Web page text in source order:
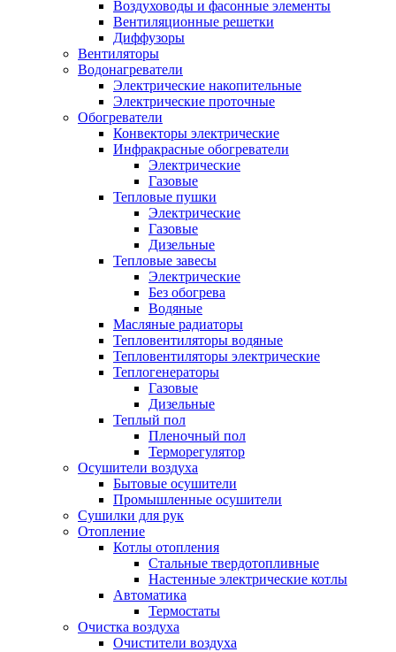
Воздуховоды и фасонные элементы
Вентиляционные решетки
Диффузоры
Вентиляторы
Водонагреватели
Электрические накопительные
Электрические проточные
Обогреватели
Конвекторы электрические
Инфракрасные обогреватели
Электрические
Газовые
Тепловые пушки
Электрические
Газовые
Дизельные
Тепловые завесы
Электрические
Без обогрева
Водяные
Масляные радиаторы
Тепловентиляторы водяные
Тепловентиляторы электрические
Теплогенераторы
Газовые
Дизельные
Теплый пол
Пленочный пол
Терморегулятор
Осушители воздуха
Бытовые осушители
Промышленные осушители
Сушилки для рук
Отопление
Котлы отопления
Стальные твердотопливные
Настенные электрические котлы
Автоматика
Термостаты
Очистка воздуха
Очистители воздуха